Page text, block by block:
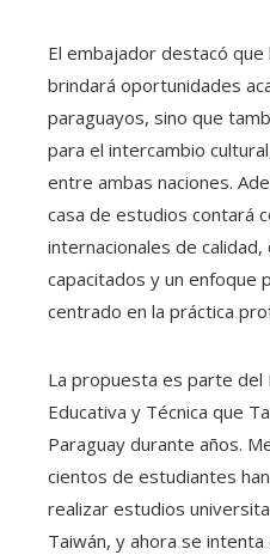
El embajador destacó
brindará oportunidades
paraguayos, sino que
para el intercambio
entre ambas naciones.
casa de estudios contará
internacionales de
capacitados y un enfoque
centrado en la práctica
La propuesta es parte del
Educativa y Técnica que
Paraguay durante años.
cientos de estudiantes
realizar estudios
Taiwán, y ahora se